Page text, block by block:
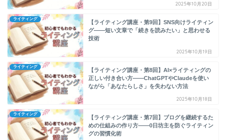
2025年10月20日
ライティング
【ライティング講座・第9回】SNS向けライティン
グ——短い文章で「続きを読みたい」と思わせる
技術
2025年10月19日
ライティング
【ライティング講座・第8回】AI×ライティングの
正しい付き合い方——ChatGPTやClaudeを使い
ながら「あなたらしさ」を失わない方法
2025年10月18日
ライティング
【ライティング講座・第7回】ブログを継続するた
めの仕組みの作り方——0日坊主を防ぐライティン
グの習慣化術